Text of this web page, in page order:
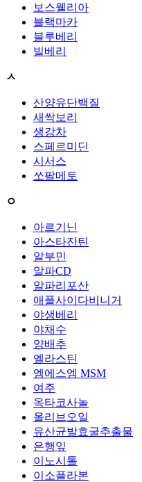
보스웰리아
블랙마카
블루베리
빌베리
ㅅ
산양유단백질
새싹보리
생강차
스페르미딘
시서스
쏘팔메토
ㅇ
아르기닌
아스타잔틴
알부민
알파CD
알파리포산
애플사이다비니거
야생베리
야채수
양배추
엘라스틴
엠에스엠 MSM
여주
옥타코사놀
올리브오일
유산균발효굴추출물
은행잎
이노시톨
이소플라본